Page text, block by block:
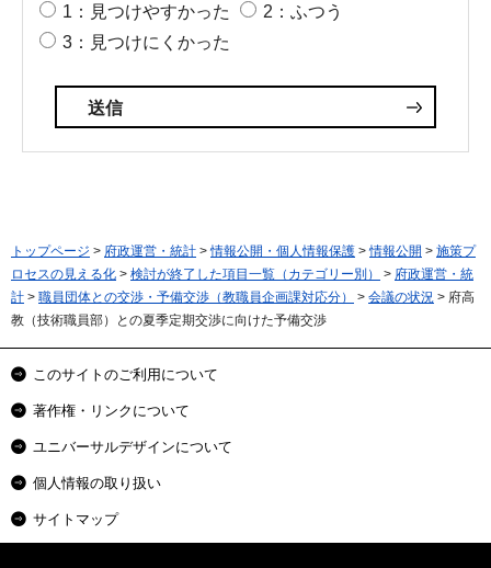
1：見つけやすかった
2：ふつう
3：見つけにくかった
トップページ > 府政運営・統計 >情報公開・個人情報保護 >情報公開 > 施策プ
ロセスの見える化 > 検討が終了した項目一覧（カテゴリー別） > 府政運営・統
計 > 職員団体との交渉・予備交渉（教職員企画課対応分） > 会議の状況 > 府高
教（技術職員部）との夏季定期交渉に向けた予備交渉
このサイトのご利用について
著作権・リンクについて
ユニバーサルデザインについて
個人情報の取り扱い
サイトマップ